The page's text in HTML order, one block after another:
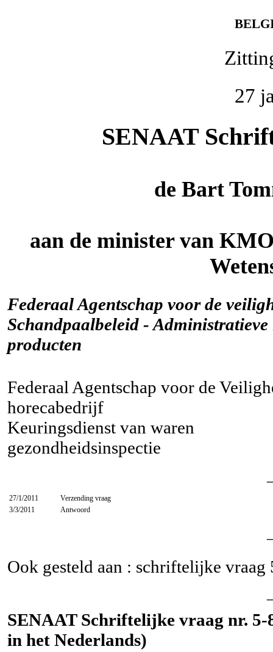
27
SENAAT
de Bart
aan de minister van
Federaal Agentschap voor de
Schandpaalbeleid -
producten
Federaal Agentschap voor de
horecabedrijf
Keuringsdienst van waren
gezondheidsinspectie
27/1/2011
Verzending vraag
3/3/2011
Antwoord
Ook gesteld aan : schriftelijke vraag
SENAAT Schriftelijke vraag nr. 5-
in het Nederlands)